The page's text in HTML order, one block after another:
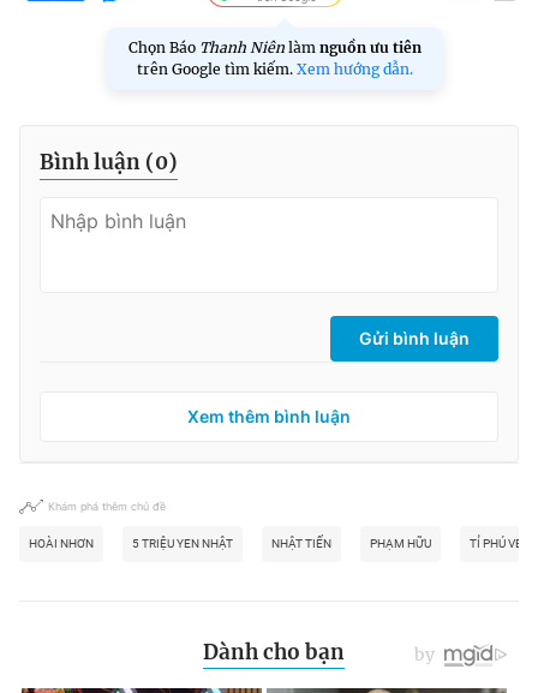
Chọn Báo Thanh Niên làm nguồn ưu tiên
trên Google tìm kiếm. Xem hướng dẫn.
Bình luận (0)
Gửi bình luận
Xem thêm bình luận
Khám phá thêm chủ đề
HOÀI NHƠN 5 TRIỆU YEN NHẬT NHẬT TIẾN PHẠM HỮU TỈ PHÚ VE